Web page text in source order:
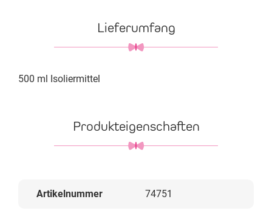
Lieferumfang
500 ml Isoliermittel
Produkteigenschaften
Artikelnummer 74751